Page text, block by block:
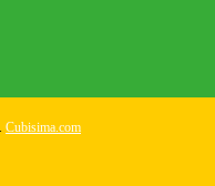
Cubisima.com